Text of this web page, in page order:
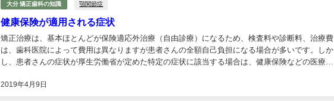
大分 矯正歯科の知識 顎関節症
健康保険が適用される症状
2019年4月9日
矯正治療は、基本ほとんどが保険適応外治療（自由診療）になるため、検査料や診断料、治療費
は、歯科医院によって費用は異なりますが患者さんの全額自己負担になる場合が多いです。しか
し、患者さんの症状が厚生労働省が定めた特定の症状に該当する場合は、健康保険などの医療保